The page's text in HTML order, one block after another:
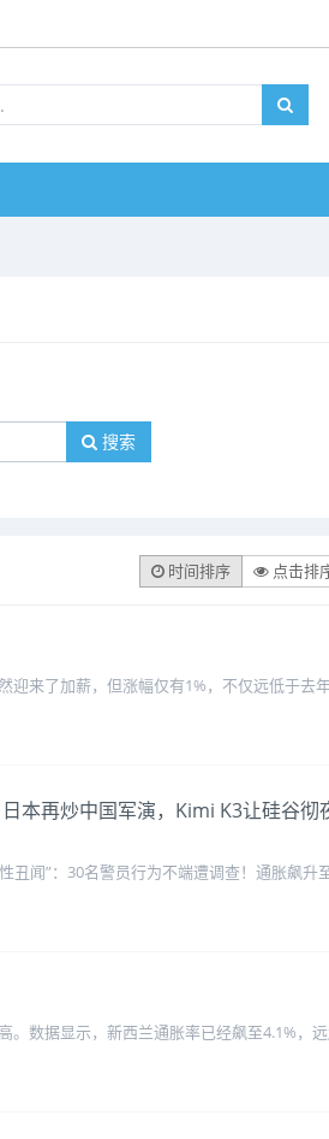
搜索
时间排序 点击排
来了加薪，但涨幅仅有1%，不仅远低于去
本再炒中国军演，Kimi K3让硅谷
闻”：30名警员行为不端遭调查！通胀飙
数据显示，新西兰通胀率已经飙至4.1%，